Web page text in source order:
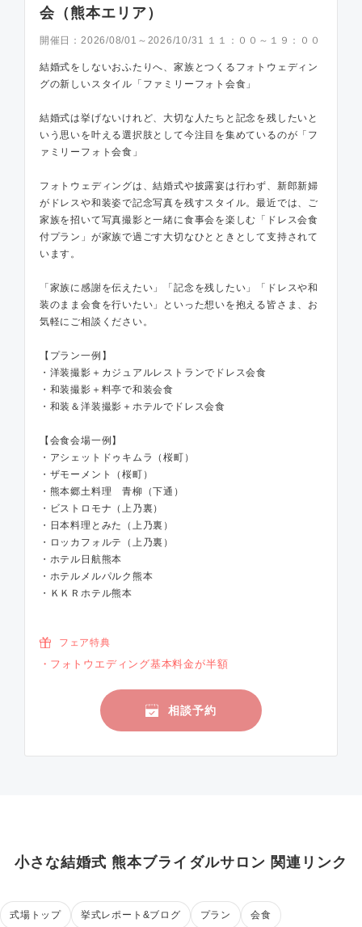
会（熊本エリア）
開催日： 2026/08/01～2026/10/31 １１：００～１９：００
結婚式をしないおふたりへ、家族とつくるフォトウェディン
グの新しいスタイル「ファミリーフォト会食」
結婚式は挙げないけれど、大切な人たちと記念を残したいと
いう思いを叶える選択肢として今注目を集めているのが「フ
ァミリーフォト会食」
フォトウェディングは、結婚式や披露宴は行わず、新郎新婦
がドレスや和装姿で記念写真を残すスタイル。最近では、ご
家族を招いて写真撮影と一緒に食事会を楽しむ「ドレス会食
付プラン」が家族で過ごす大切なひとときとして支持されて
います。
「家族に感謝を伝えたい」「記念を残したい」「ドレスや和
装のまま会食を行いたい」といった想いを抱える皆さま、お
気軽にご相談ください。
【プラン一例】
・洋装撮影＋カジュアルレストランでドレス会食
・和装撮影＋料亭で和装会食
・和装＆洋装撮影＋ホテルでドレス会食
【会食会場一例】
・アシェットドゥキムラ（桜町）
・ザモーメント（桜町）
・熊本郷土料理 青柳（下通）
・ビストロモナ（上乃裏）
・日本料理とみた（上乃裏）
・ロッカフォルテ（上乃裏）
・ホテル日航熊本
・ホテルメルパルク熊本
・ＫＫＲホテル熊本
フェア特典
フォトウエディング基本料金が半額
相談予約
小さな結婚式 熊本ブライダルサロン 関連リンク
式場トップ 挙式レポート&ブログ プラン 会食